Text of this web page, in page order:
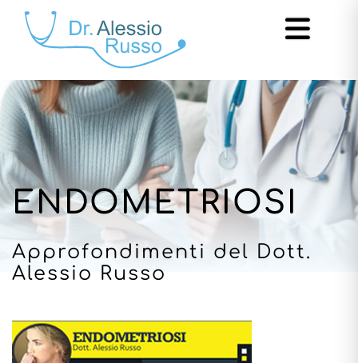
ENDOMETRIOSI
Approfondimenti del Dott.
Alessio Russo